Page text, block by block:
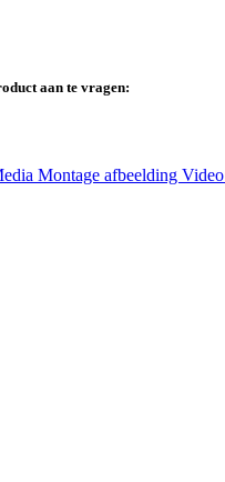
aan te vragen:
Montage afbeelding Video